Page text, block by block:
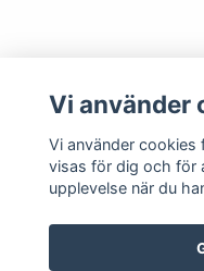
Vi använder
Vi använder cookies
visas för dig och för
upplevelse när du